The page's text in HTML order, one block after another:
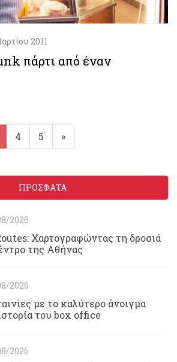
2011
πάρτι από έναν
4 5 »
ΠΡΟΣΦΑΤΑ
2026
Χαρτογραφώντας τη δροσιά
της Αθήνας
2026
με το καλύτερο άνοιγμα
του box office
2026